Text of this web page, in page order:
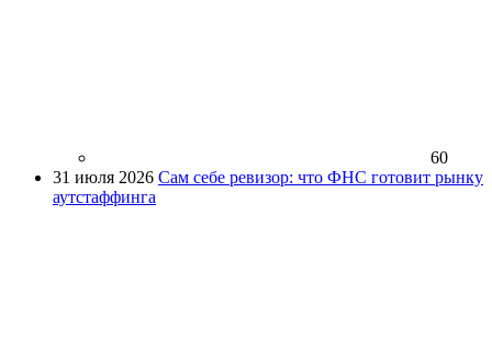
60
31 июля 2026 Сам себе ревизор: что ФНС готовит рынку
аутстаффинга